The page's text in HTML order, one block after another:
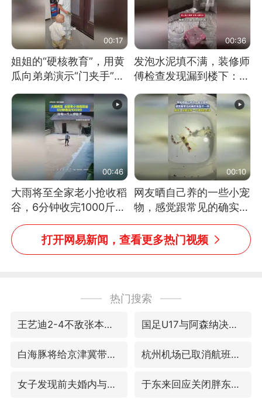
00:17
姐姐的“硬核教育”，用黄
瓜向弟弟演示“门夹手”，
网友：果然言传不如身
教！
00:36
发泡水泥填不满，装修师
傅检查发现漏到楼下：出
风口未延伸到外墙
00:46
大雨将至全家老小抢收稻
谷，6分钟收完1000斤，
没有一个人掉链子
00:10
网友晒自己养的一些小宠
物，感觉跟常见的确实有
些不一样
打开网易新闻，查看更多热门视频
热门搜索
王艺迪2-4不敌张本美和止步4强 国足U17与阿森纳决赛取消 并列冠军
白海豚将给京津冀带来大暴雨 杭州机场已取消航班388架次
女子发现前夫婚内与第三者育子 于东来回应关闭胖东来生活广场店